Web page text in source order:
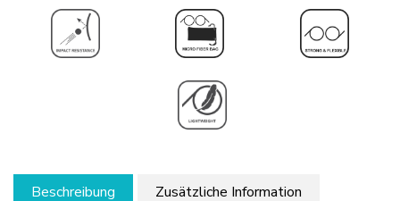
Beschreibung Zusätzliche Information